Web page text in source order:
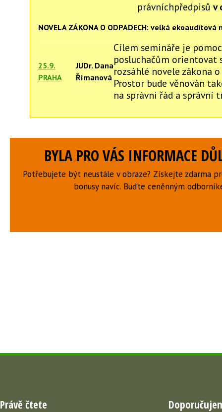
právníchpředpisův
NOVELA ZÁKONA O ODPADECH: velká ekoauditová
25.9.
PRAHA
JUDr. Dana
Římanová
Cílem semináře je
posluchačům orientovat
rozsáhlé novele zákona o
Prostor bude věnován
na správní řád a správní
BYLA PRO VÁS INFORMACE
Potřebujete být neustále v obraze? Získejte zdarma
bonusy navíc. Buďte ceněnným
Právě čtete